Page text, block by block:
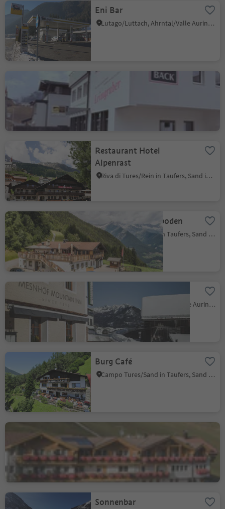
Eni Bar
Lutago/Luttach, Ahrntal/Valle Aurina, Ahrntal/Valle Aurina
Leimgruber Cafè Bäck St.
Restaurant Hotel
Alpenrast
Riva di Tures/Rein in Taufers, Sand in Taufers/Campo Tures, Ahrntal/Valle Aurina
Mitte Hitte Speikboden
Campo Tures/Sand in Taufers, Sand in Taufers/Campo Tures, Ahrntal/Valle Aurina
Riobianco/Weissenbach - Valle Aurina/Ahrntal, Ahrntal/Valle Aurina, Ahrntal/Valle Aurina
Burg Café
Campo Tures/Sand in Taufers, Sand in Taufers/Campo Tures, Ahrntal/Valle Aurina
Florian
Riva di Tures/Rein in Taufers, Sand in Taufers/Campo Tures, Ahrntal/Valle Aurina
Sonnenbar